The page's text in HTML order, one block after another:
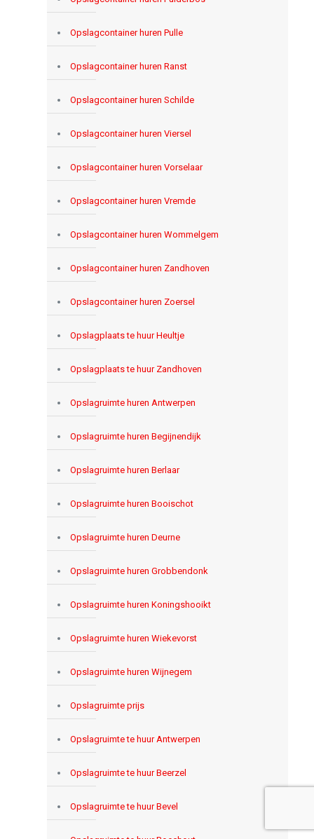
Opslagcontainer huren Pulle
Opslagcontainer huren Ranst
Opslagcontainer huren Schilde
Opslagcontainer huren Viersel
Opslagcontainer huren Vorselaar
Opslagcontainer huren Vremde
Opslagcontainer huren Wommelgem
Opslagcontainer huren Zandhoven
Opslagcontainer huren Zoersel
Opslagplaats te huur Heultje
Opslagplaats te huur Zandhoven
Opslagruimte huren Antwerpen
Opslagruimte huren Begijnendijk
Opslagruimte huren Berlaar
Opslagruimte huren Booischot
Opslagruimte huren Deurne
Opslagruimte huren Grobbendonk
Opslagruimte huren Koningshooikt
Opslagruimte huren Wiekevorst
Opslagruimte huren Wijnegem
Opslagruimte prijs
Opslagruimte te huur Antwerpen
Opslagruimte te huur Beerzel
Opslagruimte te huur Bevel